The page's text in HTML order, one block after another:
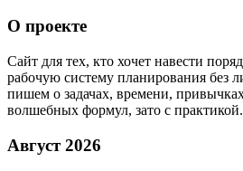
О проекте
Сайт для тех, кто хочет навести
рабочую систему планирования
пишем о задачах, времени,
волшебных формул, зато с практикой.
Август 2026